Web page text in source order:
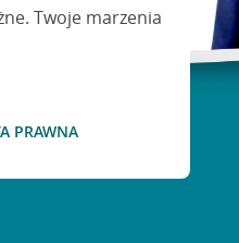
Twoje marzenia
PRAWNA